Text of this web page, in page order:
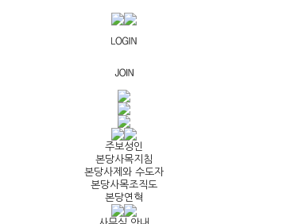
주보성인
본당사목지침
본당사제와 수도자
본당사목조직도
본당연혁